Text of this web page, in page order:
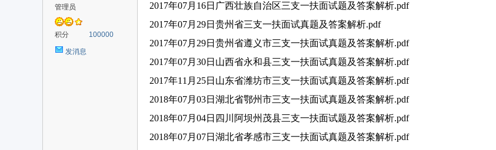
管理员
积分 100000
发消息
2017年07月16日广西壮族自治区三支一扶面试题及答案解析.pdf
2017年07月29日贵州省三支一扶面试真题及答案解析.pdf
2017年07月29日贵州省遵义市三支一扶面试真题及答案解析.pdf
2017年07月30日山西省永和县三支一扶面试真题及答案解析.pdf
2017年11月25日山东省潍坊市三支一扶面试真题及答案解析.pdf
2018年07月03日湖北省鄂州市三支一扶面试真题及答案解析.pdf
2018年07月04日四川阿坝州茂县三支一扶面试题及答案解析.pdf
2018年07月07日湖北省孝感市三支一扶面试真题及答案解析.pdf